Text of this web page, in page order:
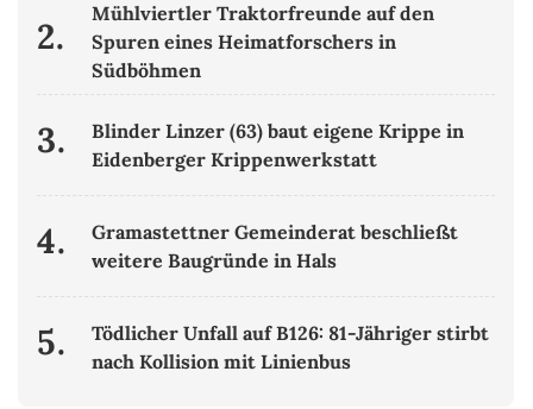
2.
Mühlviertler Traktorfreunde auf den
Spuren eines Heimatforschers in
Südböhmen
3.
Blinder Linzer (63) baut eigene Krippe in
Eidenberger Krippenwerkstatt
4.
Gramastettner Gemeinderat beschließt
weitere Baugründe in Hals
5.
Tödlicher Unfall auf B126: 81-Jähriger stirbt
nach Kollision mit Linienbus